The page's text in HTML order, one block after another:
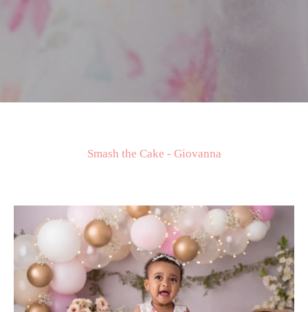
Smash the Cake - Giovanna